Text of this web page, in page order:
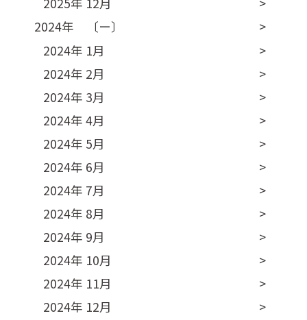
2024年 〔ー〕
2024年 1月
2024年 2月
2024年 3月
2024年 4月
2024年 5月
2024年 6月
2024年 7月
2024年 8月
2024年 9月
2024年 10月
2024年 11月
2024年 12月